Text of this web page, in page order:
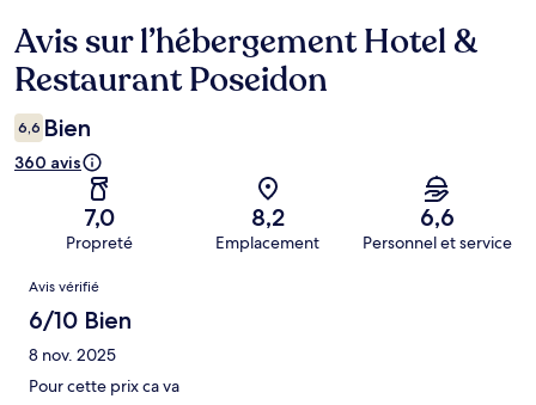
Avis
Avis sur l’hébergement Hotel &
Restaurant Poseidon
6,6 Bien
360 avis
7,0
Propreté
8,2
Emplacement
6,6
Personnel et service
Avis
Avis vérifié
6/10 Bien
8 nov. 2025
Pour cette prix ca va